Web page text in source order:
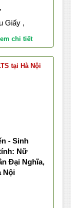
Giấy ,
chi tiết
tại Hà Nội
- Sinh
Nữ
Đại Nghĩa,
Nội